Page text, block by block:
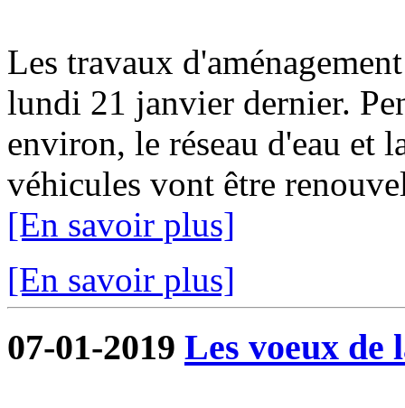
Les travaux
lundi 21 janvier dernier.
environ, le réseau d'eau et
véhicules vont être
[En savoir plus]
[En savoir plus]
07-01-2019 Les voeux de